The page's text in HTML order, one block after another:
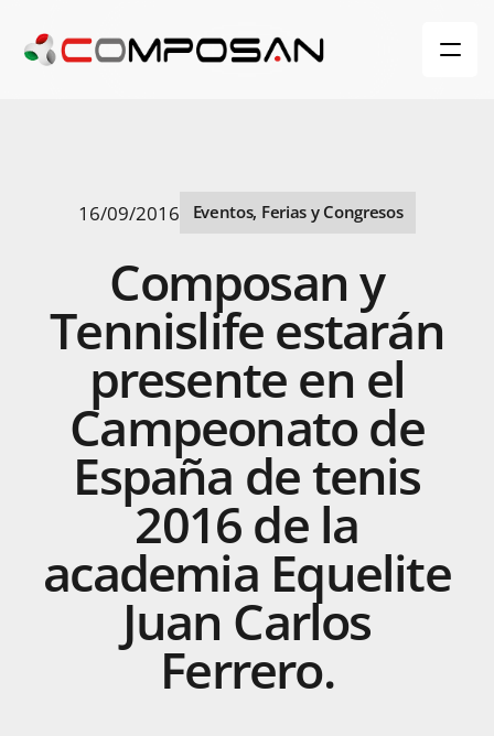
16/09/2016 Eventos, Ferias y Congresos
Composan y
Tennislifeestarán
presenteen el
Campeonatode
España detenis
2016de la
academia Equelite
Juan Carlos
Ferrero.